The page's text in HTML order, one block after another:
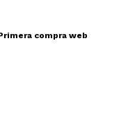
compra web